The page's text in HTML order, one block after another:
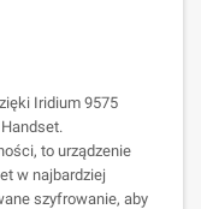
Iridium 9575
to urządzenie
w najbardziej
szyfrowanie, aby